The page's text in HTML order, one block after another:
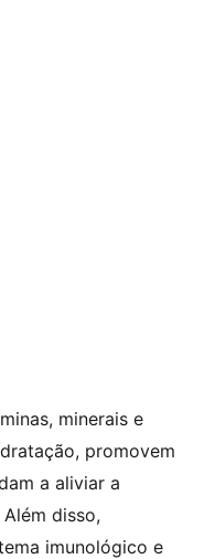
minerais e
promovem
a aliviar a
disso,
imunológico e